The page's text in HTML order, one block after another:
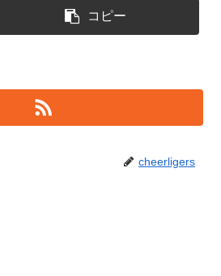
コピー
cheerligers